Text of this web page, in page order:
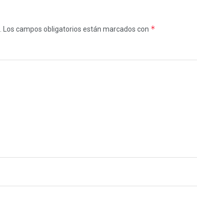
Los campos obligatorios están marcados con *